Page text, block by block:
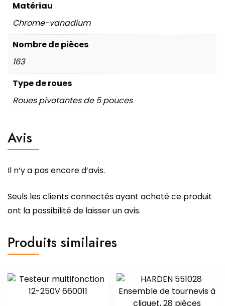
Matériau
Chrome-vanadium
Nombre de pièces
163
Type de roues
Roues pivotantes de 5 pouces
Avis
Il n’y a pas encore d’avis.
Seuls les clients connectés ayant acheté ce produit
ont la possibilité de laisser un avis.
Produits similaires